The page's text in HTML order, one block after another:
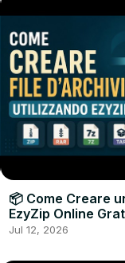
📦 Come Creare
EzyZip Online
Software
Jul 12, 2026